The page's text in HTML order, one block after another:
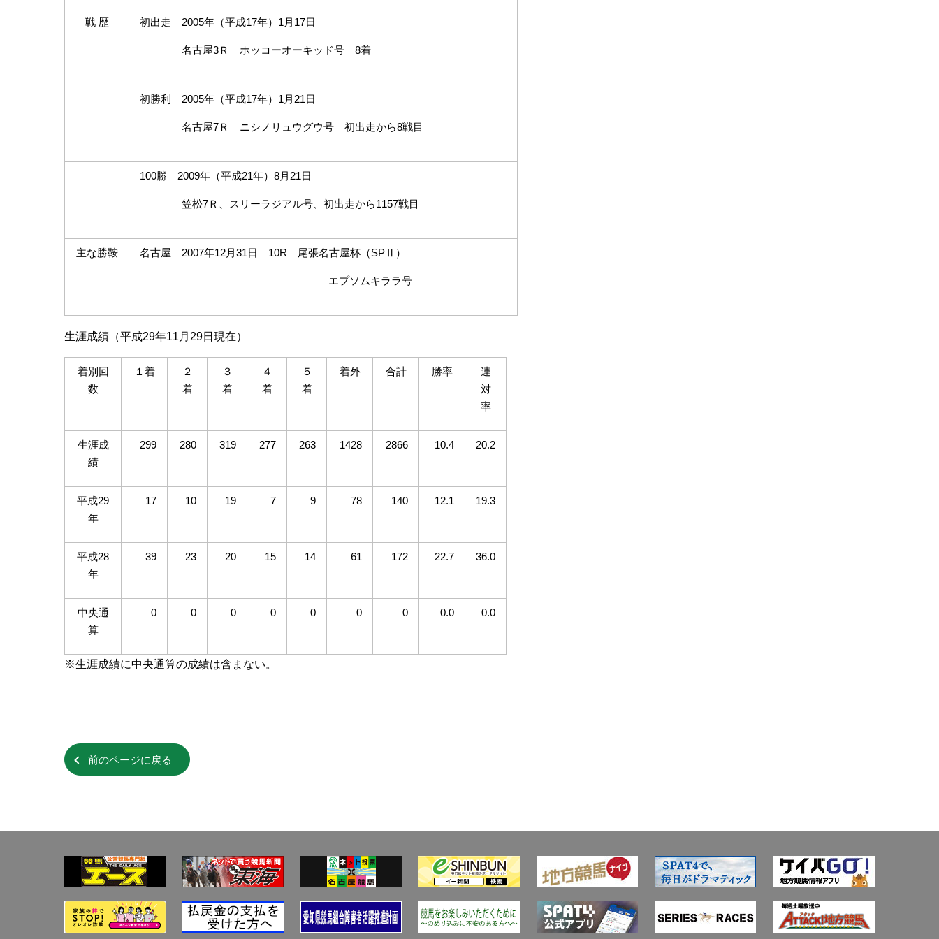
戦 歴 初出走 2005年（平成17年）1月17日
名古屋3Ｒ ホッコーオーキッド号 8着
初勝利 2005年（平成17年）1月21日
名古屋7Ｒ ニシノリュウグウ号 初出走から8戦目
100勝 2009年（平成21年）8月21日
笠松7Ｒ、スリーラジアル号、初出走から1157戦目
主な勝鞍 名古屋 2007年12月31日 10R 尾張名古屋杯（SPⅡ）
エプソムキララ号
生涯成績（平成29年11月29日現在）
着別回
数
１着
２
着
３
着
４
着
５
着
着外 合計 勝率
連
対
率
生涯成
績
299 280 319 277 263 1428 2866 10.4 20.2
平成29
年
17 10 19 7 9 78 140 12.1 19.3
平成28
年
39 23 20 15 14 61 172 22.7 36.0
中央通
算
0 0 0 0 0 0 0 0.0 0.0
※生涯成績に中央通算の成績は含まない。
前のページに戻る